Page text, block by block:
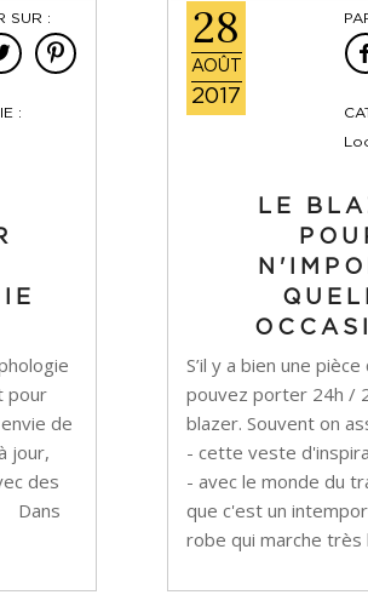
SUR :
:
pour
envie de
jour,
des
Dans
28
AOÛT
2017
LE
S’il y a bien une
pouvez porter 24h /
blazer. Souvent on
- cette veste
- avec le monde du
que c'est un
robe qui marche